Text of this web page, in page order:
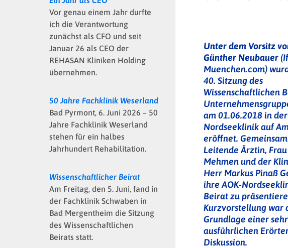
Unter dem Vorsitz
Günther Neubauer
Muenchen.com)
40. Sitzung des
Wissenschaftlichen
am 01.06.2018 in der
Nordseeklinik auf
eröffnet.
Leitende Ärztin,
Mehmen und der
Herr Markus Pinaß
ihre AOK-
Beirat zu
Kurzvorstellung war
Grundlage einer sehr
ausführlichen
Diskussion.
Vor genau einem Jahr durfte
ich die Verantwortung
zunächst als CFO und seit
Januar 26 als CEO der
REHASAN Kliniken Holding
übernehmen.
50 Jahre Fachklinik Weserland
Bad Pyrmont, 6. Juni 2026 – 50
Jahre Fachklinik Weserland
stehen für ein halbes
Jahrhundert Rehabilitation.
Wissenschaftlicher Beirat
Am Freitag, den 5. Juni, fand in
der Fachklinik Schwaben in
Bad Mergentheim die Sitzung
des Wissenschaftlichen
Beirats statt.